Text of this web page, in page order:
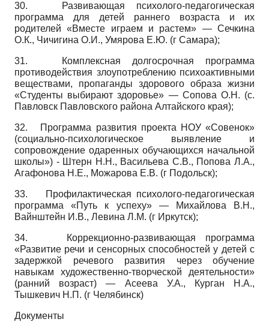
30.
Развивающая психолого-педагогическая
программа для детей раннего возраста и их
родителей «Вместе играем и растем» — Сечкина
О.К., Чичигина О.И., Умярова Е.Ю. (г Самара);
31.
Комплексная долгосрочная программа
противодействия злоупотреблению психоактивными
веществами, пропаганды здорового образа жизни
«Студенты выбирают здоровье» — Сопова О.Н. (с.
Павловск Павловского района Алтайского края);
32. Программа развития проекта НОУ «Совенок»
(социально-психологическое выявление и
сопровождение одаренных обучающихся начальной
школы») - Штерн Н.Н., Васильева С.В., Попова Л.А.,
Агафонова Н.Е., Можарова Е.В. (г Подольск);
33. Профилактическая психолого-педагогическая
программа «Путь к успеху» — Михайлова В.Н.,
Вайнш­тейн И.В., Левина Л.М. (г Иркутск);
34.
Коррекционно-развивающая программа
«Развитие речи и сенсорных способностей у детей с
задержкой речевого развития через обучение
навыкам художественно-творческой деятельности»
(ранний возраст) — Асе­ева У.А., Курган Н.А.,
Тышкевич Н.П. (г Челябинск)
Документы